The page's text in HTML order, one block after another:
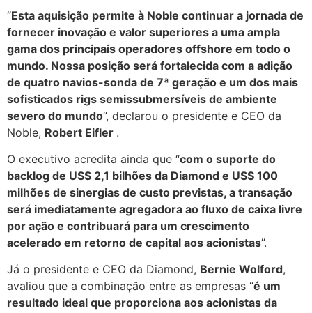
“Esta aquisição permite à Noble continuar a jornada de
fornecer inovação e valor superiores a uma ampla
gama dos principais operadores offshore em todo o
mundo. Nossa posição será fortalecida com a adição
de quatro navios-sonda de 7ª geração e um dos mais
sofisticados rigs semissubmersíveis de ambiente
severo do mundo”, declarou o presidente e CEO da
Noble, Robert Eifler .
O executivo acredita ainda que “com o suporte do
backlog de US$ 2,1 bilhões da Diamond e US$ 100
milhões de sinergias de custo previstas, a transação
será imediatamente agregadora ao fluxo de caixa livre
por ação e contribuará para um crescimento
acelerado em retorno de capital aos acionistas”.
Já o presidente e CEO da Diamond, Bernie Wolford,
avaliou que a combinação entre as empresas “é um
resultado ideal que proporciona aos acionistas da